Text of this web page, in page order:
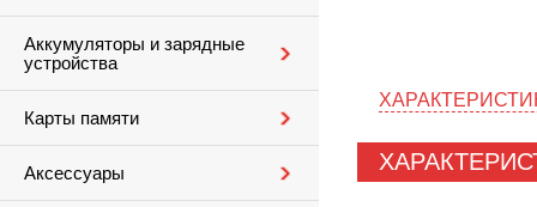
Аккумуляторы и зарядные
устройства
Карты памяти
Аксессуары